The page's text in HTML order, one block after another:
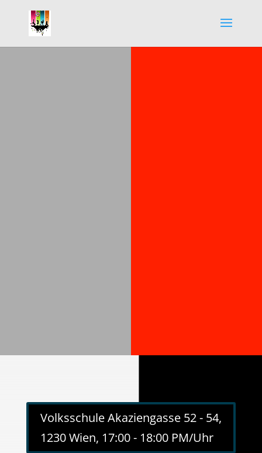
Volksschule Akaziengasse 52 - 54,
1230 Wien, 17:00 - 18:00 PM/Uhr